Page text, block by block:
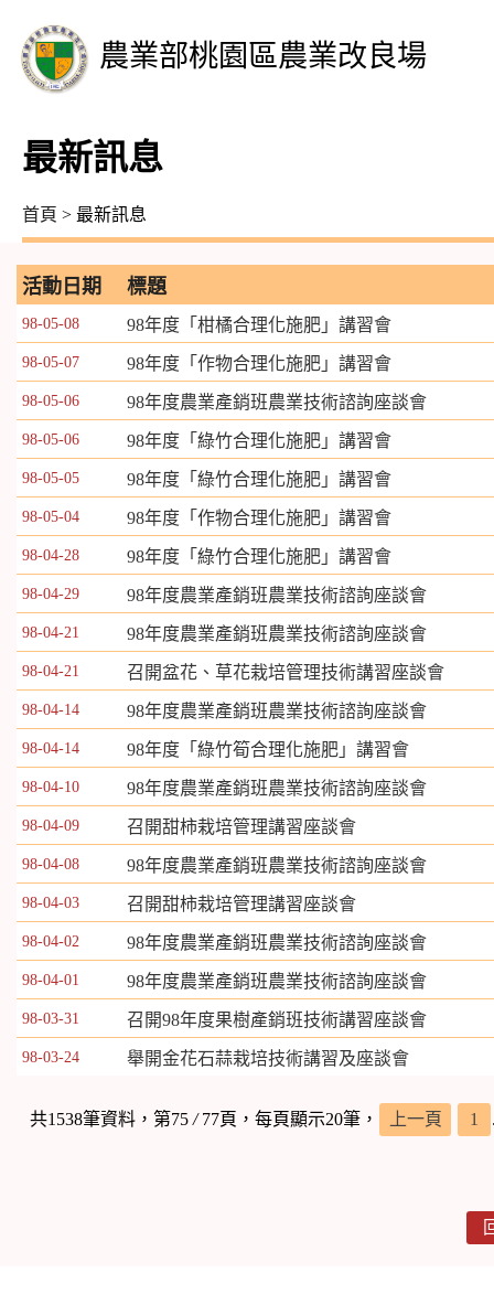
農業部桃園區農業改良場
最新訊息
首頁 > 最新訊息
活動日期 標題
98-05-08 98年度「柑橘合理化施肥」講習會
98-05-07 98年度「作物合理化施肥」講習會
98-05-06 98年度農業產銷班農業技術諮詢座談會
98-05-06 98年度「綠竹合理化施肥」講習會
98-05-05 98年度「綠竹合理化施肥」講習會
98-05-04 98年度「作物合理化施肥」講習會
98-04-28 98年度「綠竹合理化施肥」講習會
98-04-29 98年度農業產銷班農業技術諮詢座談會
98-04-21 98年度農業產銷班農業技術諮詢座談會
98-04-21 召開盆花、草花栽培管理技術講習座談會
98-04-14 98年度農業產銷班農業技術諮詢座談會
98-04-14 98年度「綠竹筍合理化施肥」講習會
98-04-10 98年度農業產銷班農業技術諮詢座談會
98-04-09 召開甜柿栽培管理講習座談會
98-04-08 98年度農業產銷班農業技術諮詢座談會
98-04-03 召開甜柿栽培管理講習座談會
98-04-02 98年度農業產銷班農業技術諮詢座談會
98-04-01 98年度農業產銷班農業技術諮詢座談會
98-03-31 召開98年度果樹產銷班技術講習座談會
98-03-24 舉開金花石蒜栽培技術講習及座談會
共1538筆資料，第75 /77頁，每頁顯示20筆， 上一頁 1